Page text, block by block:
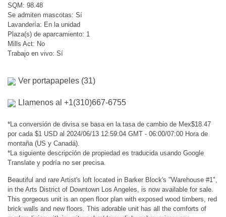
SQM: 98.48
Se admiten mascotas: Sí
Lavandería: En la unidad
Plaza(s) de aparcamiento: 1
Mills Act: No
Trabajo en vivo: Sí
Ver portapapeles (31)
Llamenos al +1(310)667-6755
*La conversión de divisa se basa en la tasa de cambio de Mex$18.47
por cada $1 USD al 2024/06/13 12:59:04 GMT - 06:00/07:00 Hora de
montaña (US y Canadá).
*La siguiente descripción de propiedad es traducida usando Google
Translate y podría no ser precisa.
Beautiful and rare Artist's loft located in Barker Block's "Warehouse #1",
in the Arts District of Downtown Los Angeles, is now available for sale.
This gorgeous unit is an open floor plan with exposed wood timbers, red
brick walls and new floors. This adorable unit has all the comforts of